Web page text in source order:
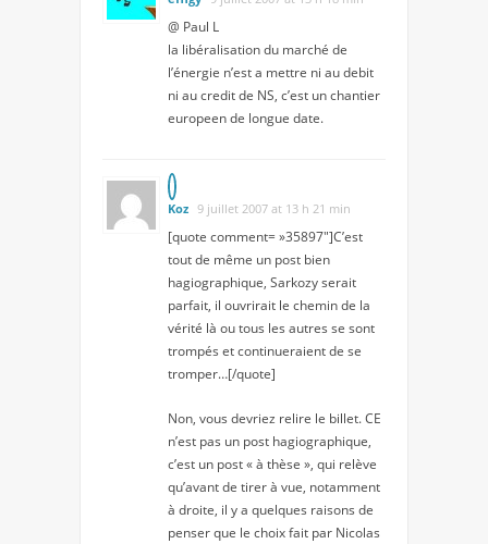
@ Paul L
la libéralisation du marché de
l’énergie n’est a mettre ni au debit
ni au credit de NS, c’est un chantier
europeen de longue date.
Koz 9 juillet 2007 at 13 h 21 min
[quote comment= »35897″]C’est
tout de même un post bien
hagiographique, Sarkozy serait
parfait, il ouvrirait le chemin de la
vérité là ou tous les autres se sont
trompés et continueraient de se
tromper…[/quote]
Non, vous devriez relire le billet. CE
n’est pas un post hagiographique,
c’est un post « à thèse », qui relève
qu’avant de tirer à vue, notamment
à droite, il y a quelques raisons de
penser que le choix fait par Nicolas